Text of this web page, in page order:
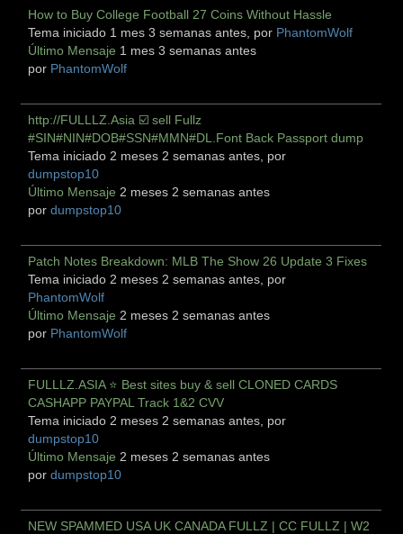
How to Buy College Football 27 Coins Without Hassle
Tema iniciado 1 mes 3 semanas antes, por PhantomWolf
Último Mensaje 1 mes 3 semanas antes
por PhantomWolf
http://FULLLZ.Asia ☑️ sell Fullz
#SIN#NIN#DOB#SSN#MMN#DL.Font Back Passport dump
Tema iniciado 2 meses 2 semanas antes, por
dumpstop10
Último Mensaje 2 meses 2 semanas antes
pordumpstop10
Patch Notes Breakdown: MLB The Show 26 Update 3 Fixes
Tema iniciado 2 meses 2 semanas antes, por
PhantomWolf
Último Mensaje 2 meses 2 semanas antes
por PhantomWolf
FULLLZ.ASIA ⭐️ Best sites buy & sell CLONED CARDS
CASHAPP PAYPAL Track 1&2 CVV
Tema iniciado 2 meses 2 semanas antes, por
dumpstop10
Último Mensaje 2 meses 2 semanas antes
pordumpstop10
NEW SPAMMED USA UK CANADA FULLZ | CC FULLZ | W2